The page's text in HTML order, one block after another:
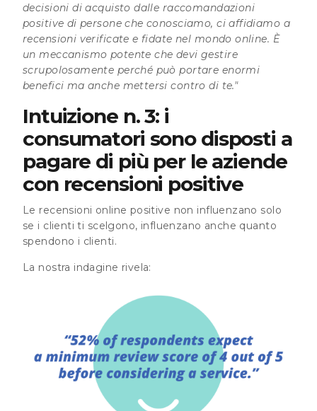
decisioni di acquisto dalle raccomandazioni
positive di persone che conosciamo, ci affidiamo a
recensioni verificate e fidate nel mondo online. È
un meccanismo potente che devi gestire
scrupolosamente perché può portare enormi
benefici ma anche mettersi contro di te."
Intuizione n. 3: i
consumatori sono disposti a
pagare di più per le aziende
con recensioni positive
Le recensioni online positive non influenzano solo
se i clienti ti scelgono, influenzano anche quanto
spendono i clienti.
La nostra indagine rivela: